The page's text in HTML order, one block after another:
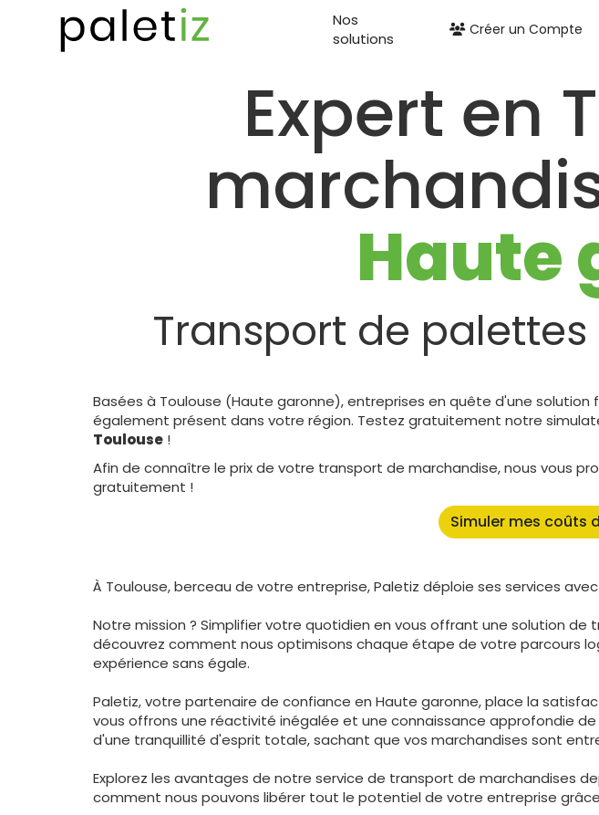
Nos
solutions
Créer un Compte
Expert en
Haute
Transport de
Basées à Toulouse (Haute garonne), entreprises en quête d'une
également présent dans votre région. Testez gratuitement notre
Toulouse !
Afin de connaître le prix de votre transport de marchandise, nous vous
gratuitement !
Simuler mes coûts
À Toulouse, berceau de votre entreprise, Paletiz déploie ses services
Notre mission ? Simplifier votre quotidien en vous offrant une solution
découvrez comment nous optimisons chaque étape de votre parcours
expérience sans égale.
Paletiz, votre partenaire de confiance en Haute garonne, place la
vous offrons une réactivité inégalée et une connaissance approfondie
d'une tranquillité d'esprit totale, sachant que vos marchandises sont
Explorez les avantages de notre service de transport de marchandises
comment nous pouvons libérer tout le potentiel de votre entreprise